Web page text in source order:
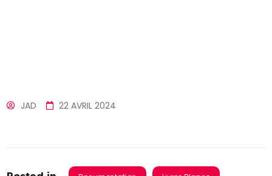
JAD 22 AVRIL 2024